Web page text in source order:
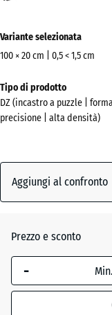
Variante selezionata
100 × 20 cm | 0,5 < 1,5 cm
Dimensioni
per
la
x
230
La
dimensione
selezionata,
Tipo di prodotto
DZ (incastro a puzzle |
precisione | alta densità)
Aggiungi al confronto
Prezzo e sconto
-